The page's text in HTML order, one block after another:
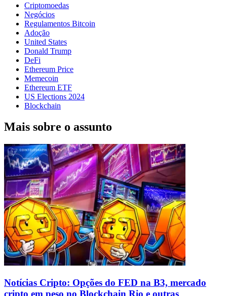
Criptomoedas
Negócios
Regulamentos Bitcoin
Adoção
United States
Donald Trump
DeFi
Ethereum Price
Memecoin
Ethereum ETF
US Elections 2024
Blockchain
Mais sobre o assunto
Notícias Cripto: Opções do FED na B3, mercado
cripto em peso no Blockchain Rio e outras